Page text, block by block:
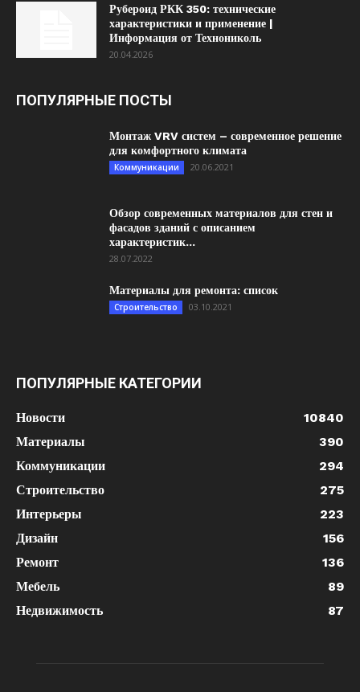
Рубероид РКК 350: технические
характеристики и применение |
Информация от Технониколь
20.04.2026
ПОПУЛЯРНЫЕ ПОСТЫ
Монтаж VRV систем – современное решение
для комфортного климата
Коммуникации 20.06.2021
Обзор современных материалов для стен и
фасадов зданий с описанием
характеристик...
28.07.2022
Материалы для ремонта: список
Строительство 03.10.2021
ПОПУЛЯРНЫЕ КАТЕГОРИИ
Новости
10840
Материалы
390
Коммуникации
294
Строительство
275
Интерьеры
223
Дизайн
156
Ремонт
136
Мебель
89
Недвижимость
87